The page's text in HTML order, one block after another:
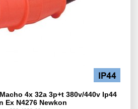
4x 32a 3p+t 380v/440v Ip44
Ex N4276 Newkon